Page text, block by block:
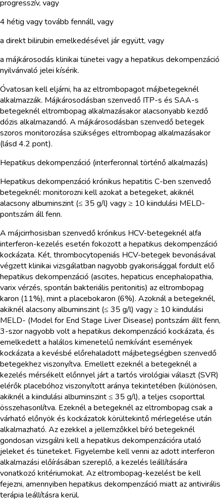
progresszív, vagy
4 hétig vagy tovább fennáll, vagy
a direkt bilirubin emelkedésével jár együtt, vagy
a májkárosodás klinikai tünetei vagy a hepatikus dekompenzáció
nyilvánvaló jelei kísérik.
Óvatosan kell eljárni, ha az eltrombopagot májbetegeknél
alkalmazzák. Májkárosodásban szenvedő ITP-s és SAA-s
betegeknél eltrombopag alkalmazásakor alacsonyabb kezdő
dózis alkalmazandó. A májkárosodásban szenvedő betegek
szoros monitorozása szükséges eltrombopag alkalmazásakor
(lásd 4.2 pont).
Hepatikus dekompenzáció (interferonnal történő alkalmazás)
Hepatikus dekompenzáció krónikus hepatitis C-ben szenvedő
betegeknél: monitorozni kell azokat a betegeket, akiknél
alacsony albuminszint (≤ 35 g/l) vagy ≥ 10 kiindulási MELD-
pontszám áll fenn.
A májcirrhosisban szenvedő krónikus HCV-betegeknél alfa
interferon-kezelés esetén fokozott a hepatikus dekompenzáció
kockázata. Két, thrombocytopeniás HCV-betegek bevonásával
végzett klinikai vizsgálatban nagyobb gyakorisággal fordult elő
hepatikus dekompenzáció (ascites, hepaticus encephalopathia,
varix vérzés, spontán bakteriális peritonitis) az eltrombopag
karon (11%), mint a placebokaron (6%). Azoknál a betegeknél,
akiknél alacsony albuminszint (≤ 35 g/l) vagy ≥ 10 kiindulási
MELD- (Model for End Stage Liver Disease) pontszám állt fenn,
3-szor nagyobb volt a hepatikus dekompenzáció kockázata, és
emelkedett a halálos kimenetelű nemkívánt események
kockázata a kevésbé előrehaladott májbetegségben szenvedő
betegekhez viszonyítva. Emellett ezeknél a betegeknél a
kezelés mérsékelt előnnyel járt a tartós virológiai választ (SVR)
elérők placebóhoz viszonyított aránya tekintetében (különösen,
akiknél a kiindulási albuminszint ≤ 35 g/l), a teljes csoporttal
összehasonlítva. Ezeknél a betegeknél az eltrombopag csak a
várható előnyök és kockázatok körültekintő mérlegelése után
alkalmazható. Az ezekkel a jellemzőkkel bíró betegeknél
gondosan vizsgálni kell a hepatikus dekompenzációra utaló
jeleket és tüneteket. Figyelembe kell venni az adott interferon
alkalmazási előírásában szereplő, a kezelés leállítására
vonatkozó kritériumokat. Az eltrombopag-kezelést be kell
fejezni, amennyiben hepatikus dekompenzáció miatt az antivirális
terápia leállításra kerül.